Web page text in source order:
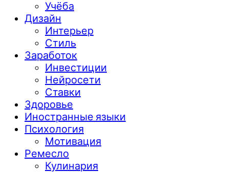
Учёба
Дизайн
Интерьер
Стиль
Заработок
Инвестиции
Нейросети
Ставки
Здоровье
Иностранные языки
Психология
Мотивация
Ремесло
Кулинария